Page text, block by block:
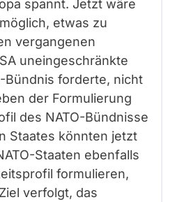
spannt. Jetzt wäre
etwas zu
vergangenen
uneingeschränkte
Bündnis forderte, nicht
der Formulierung
des NATO-Bündnisse
Staates könnten jetzt
Staaten ebenfalls
formulieren,
verfolgt, das